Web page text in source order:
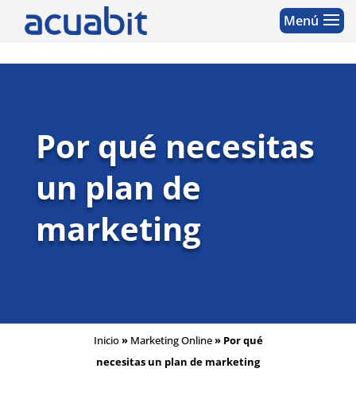
Por qué necesitas
un plan de
marketing
Inicio» Marketing Online» Por qué
necesitas un plan de marketing